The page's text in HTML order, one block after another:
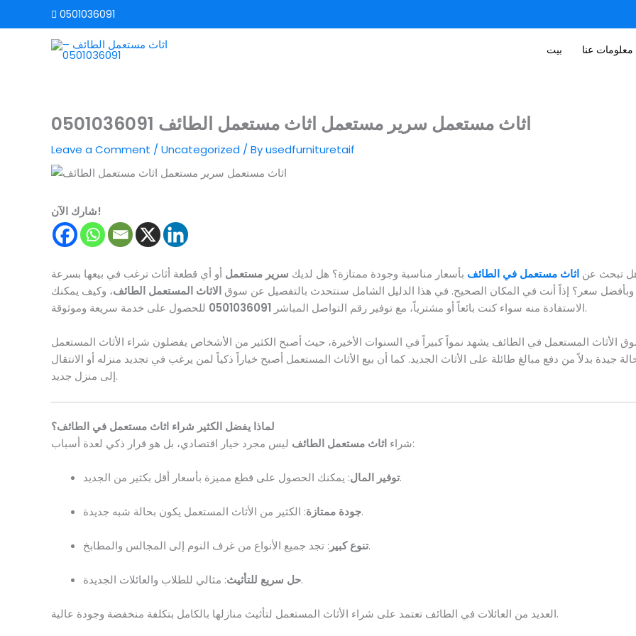
0501036091
بيت معلومات عنا
اثاث مستعمل سرير مستعمل اثاث مستعمل الطائف 0501036091
Leave a Comment / Uncategorized / Byusedfurnituretaif
شارك الآن!
تبحث عن اثاث مستعمل في الطائف بأسعار مناسبة وجودة ممتازة؟ هل لديك سرير مستعمل أو أي قطعة أثاث ترغب في بيعها بسرعة
وبأفضل سعر؟ إذاً أنت في المكان الصحيح. في هذا الدليل الشامل سنتحدث بالتفصيل عن سوق الاثاث المستعمل الطائف، وكيف يمكنك
الاستفادة منه سواء كنت بائعاً أو مشترياً، مع توفير رقم التواصل المباشر 0501036091 للحصول على خدمة سريعة وموثوقة.
الأثاث المستعمل في الطائف يشهد نمواً كبيراً في السنوات الأخيرة، حيث أصبح الكثير من الأشخاص يفضلون شراء الأثاث المستعمل
جيدة بدلاً من دفع مبالغ طائلة على الأثاث الجديد. كما أن بيع الأثاث المستعمل أصبح خياراً ذكياً لمن يرغب في تجديد منزله أو الانتقال
إلى منزل جديد.
لماذا يفضل الكثير شراء اثاث مستعمل في الطائف؟
شراء اثاث مستعمل الطائف ليس مجرد خيار اقتصادي، بل هو قرار ذكي لعدة أسباب:
توفير المال: يمكنك الحصول على قطع مميزة بأسعار أقل بكثير من الجديد.
جودة ممتازة: الكثير من الأثاث المستعمل يكون بحالة شبه جديدة.
تنوع كبير: تجد جميع الأنواع من غرف النوم إلى المجالس والمطابخ.
حل سريع للتأثيث: مثالي للطلاب والعائلات الجديدة.
العديد من العائلات في الطائف تعتمد على شراء الأثاث المستعمل لتأثيث منازلها بالكامل بتكلفة منخفضة وجودة عالية.